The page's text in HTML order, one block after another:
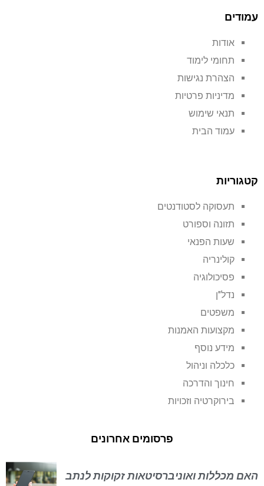
עמודים
אודות
תחומי לימוד
הצהרת נגישות
מדיניות פרטיות
תנאי שימוש
עמוד הבית
קטגוריות
תעסוקה לסטודנטים
תזונה וספורט
שעות הפנאי
קולינריה
פסיכולוגיה
נדל"ן
משפטים
מקצועות האמנות
מידע נוסף
כלכלה וניהול
חינוך והדרכה
בירוקרטיה וזכויות
פרסומים אחרונים
האם מכללות ואוניברסיטאות זקוקות לנתב